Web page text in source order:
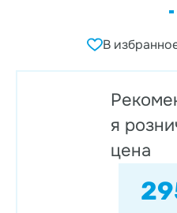
В
я
цена